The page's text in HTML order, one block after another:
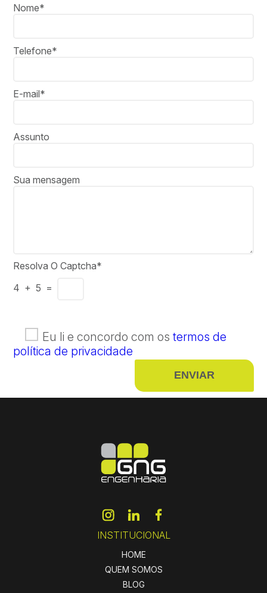
Nome*
Telefone*
E-mail*
Assunto
Sua mensagem
Resolva O Captcha*
4 + 5 =
Eu li e concordo com os termos de
política de privacidade
INSTITUCIONAL
HOME
QUEM SOMOS
BLOG